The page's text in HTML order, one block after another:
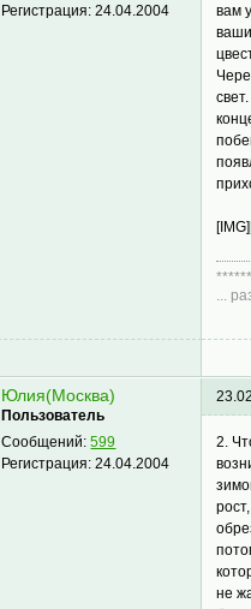
Регистрация:24.04.2004
вам
[IMG]
...
Юлия(Москва)
Пользователь
Сообщений:599
Регистрация:24.04.2004
2.
не